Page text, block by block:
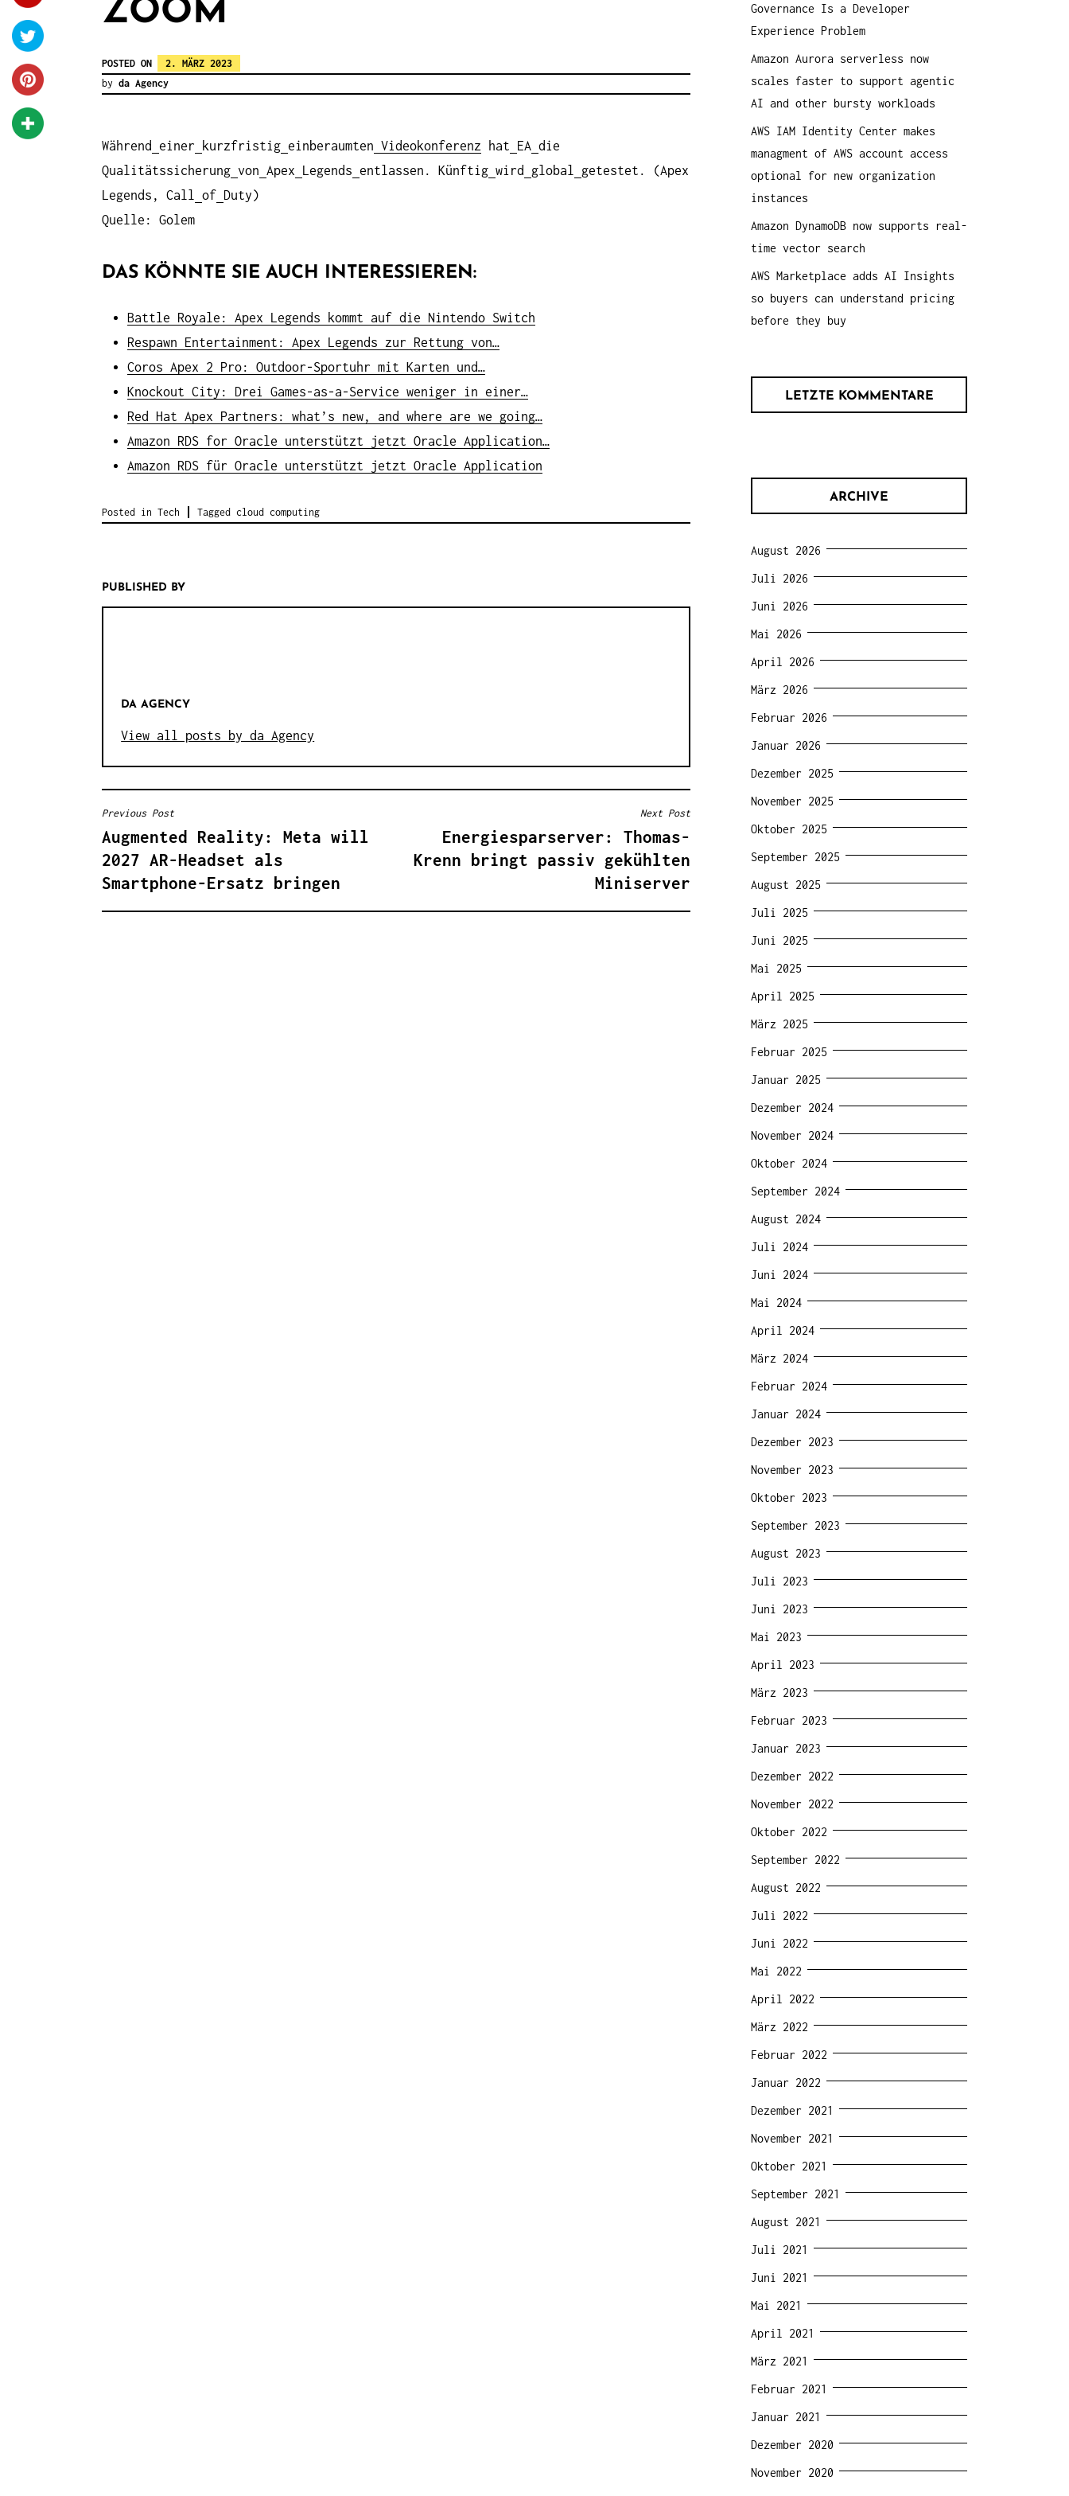
ZOOM
POSTED ON
2. MÄRZ 2023
by da Agency
Während einer kurzfristig einberaumten Videokonferenz hat EA die
Qualitätssicherung von Apex Legends entlassen. Künftig wird global
getestet. (Apex
Legends, Call
of
Duty)
Quelle: Golem
DAS KÖNNTE SIE AUCH INTERESSIEREN:
Battle Royale: Apex Legends kommt auf die Nintendo Switch
Respawn Entertainment: Apex Legends zur Rettung von…
Coros Apex 2 Pro: Outdoor-Sportuhr mit Karten und…
Knockout City: Drei Games-as-a-Service weniger in einer…
Red Hat Apex Partners: what’s new, and where are we going…
Amazon RDS for Oracle unterstützt jetzt Oracle Application…
Amazon RDS für Oracle unterstützt jetzt Oracle Application
Posted in Tech Tagged cloud computing
PUBLISHED BY
DA AGENCY
View all posts by da Agency
B
E
I
T
Previous Post
Augmented Reality: Meta will
2027 AR-Headset als
Smartphone-Ersatz bringen
Next Post
Energiesparserver: Thomas-
Krenn bringt passiv gekühlten
Miniserver
a
c
h
:
Governance Is a Developer
Experience Problem
Amazon Aurora serverless now
scales faster to support agentic
AI and other bursty workloads
AWS IAM Identity Center makes
managment of AWS account access
optional for new organization
instances
Amazon DynamoDB now supports real-
time vector search
AWS Marketplace adds AI Insights
so buyers can understand pricing
before they buy
LETZTE KOMMENTARE
ARCHIVE
August 2026
Juli 2026
Juni 2026
Mai 2026
April 2026
März 2026
Februar 2026
Januar 2026
Dezember 2025
November 2025
Oktober 2025
September 2025
August 2025
Juli 2025
Juni 2025
Mai 2025
April 2025
März 2025
Februar 2025
Januar 2025
Dezember 2024
November 2024
Oktober 2024
September 2024
August 2024
Juli 2024
Juni 2024
Mai 2024
April 2024
März 2024
Februar 2024
Januar 2024
Dezember 2023
November 2023
Oktober 2023
September 2023
August 2023
Juli 2023
Juni 2023
Mai 2023
April 2023
März 2023
Februar 2023
Januar 2023
Dezember 2022
November 2022
Oktober 2022
September 2022
August 2022
Juli 2022
Juni 2022
Mai 2022
April 2022
März 2022
Februar 2022
Januar 2022
Dezember 2021
November 2021
Oktober 2021
September 2021
August 2021
Juli 2021
Juni 2021
Mai 2021
April 2021
März 2021
Februar 2021
Januar 2021
Dezember 2020
November 2020